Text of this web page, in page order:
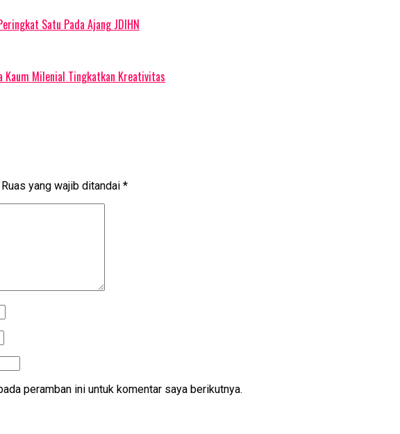
Satu Pada Ajang JDIHN
Kaum Milenial Tingkatkan Kreativitas
Ruas yang wajib ditandai *
peramban ini untuk komentar saya berikutnya.